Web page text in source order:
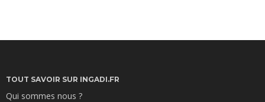
TOUT SAVOIR SUR INGADI.FR
Qui sommes nous ?